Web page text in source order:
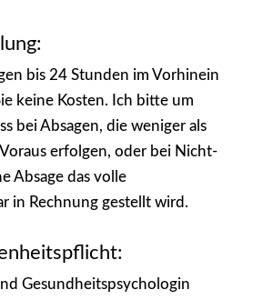
bis 24 Stunden im Vorhinein
keine Kosten. Ich bitte um
bei Absagen, die weniger als
erfolgen, oder bei Nicht-
Absage das volle
in Rechnung gestellt wird.
Gesundheitspsychologin